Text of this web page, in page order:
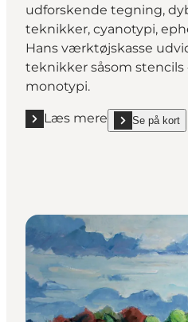
udforskende tegning,
teknikker, cyanotypi,
Hans værktøjskasse
teknikker såsom stencils
monotypi.
Læs mere
Læs mere "Jacob Tekiela"
Se på kort
show Jacob